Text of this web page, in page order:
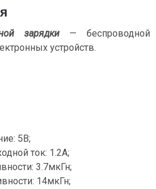
зарядки — беспроводной
устройств.
5В;
ток: 1.2А;
3.7мкГн;
14мкГн;